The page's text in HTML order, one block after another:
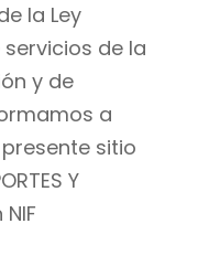
la Ley
servicios de la
y de
a
sitio
Y
NIF